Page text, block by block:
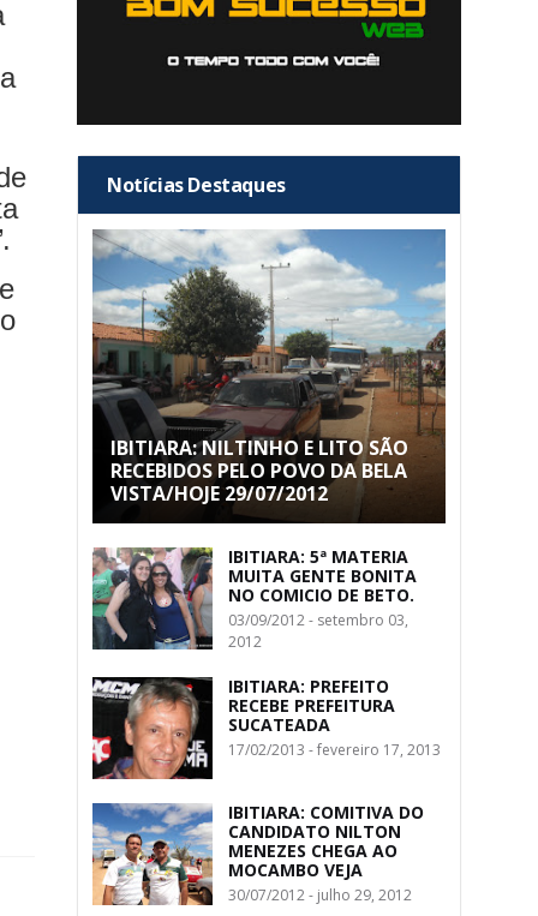
Notícias Destaques
IBITIARA: NILTINHO E LITO SÃO
RECEBIDOS PELO POVO DA BELA
VISTA/HOJE 29/07/2012
IBITIARA: 5ª MATERIA
MUITA GENTE BONITA
NO COMICIO DE BETO.
03/09/2012 - setembro 03,
2012
IBITIARA: PREFEITO
RECEBE PREFEITURA
SUCATEADA
17/02/2013 - fevereiro 17, 2013
IBITIARA: COMITIVA DO
CANDIDATO NILTON
MENEZES CHEGA AO
MOCAMBO VEJA
30/07/2012 - julho 29, 2012